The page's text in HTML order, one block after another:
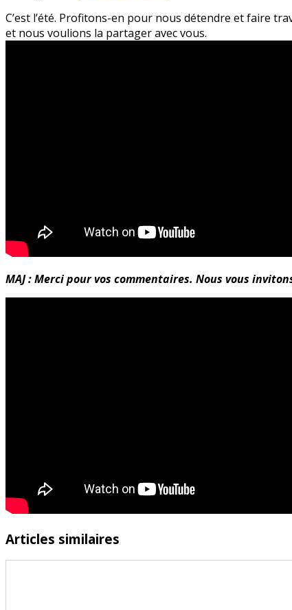
bio
!
C’est l’été. Profitons-en pour nous détendre et faire
et nous voulions la partager avec vous.
MAJ : Merci pour vos commentaires. Nous vous
Articles similaires